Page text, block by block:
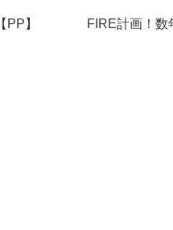
【PP】